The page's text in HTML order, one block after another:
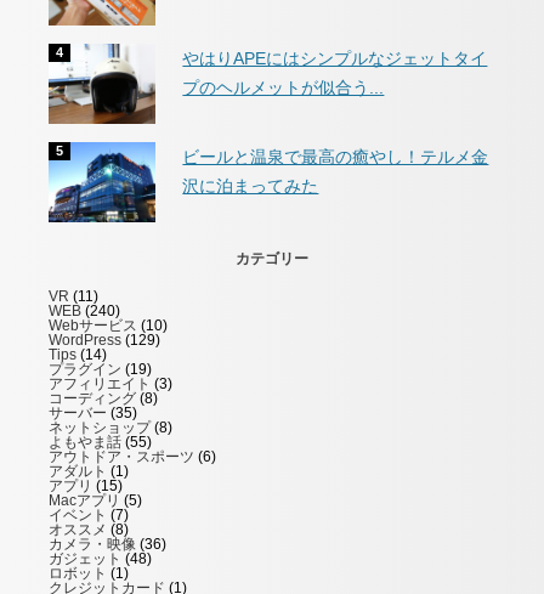
やはりAPEにはシンプルなジェットタイ
プのヘルメットが似合う...
ビールと温泉で最高の癒やし！テルメ金
沢に泊まってみた
カテゴリー
VR (11)
WEB (240)
Webサービス (10)
WordPress (129)
Tips (14)
プラグイン (19)
アフィリエイト (3)
コーディング (8)
サーバー (35)
ネットショップ(8)
よもやま話 (55)
アウトドア・スポーツ (6)
アダルト (1)
アプリ (15)
Macアプリ (5)
イベント (7)
オススメ (8)
カメラ・映像 (36)
ガジェット (48)
ロボット (1)
クレジットカード (1)